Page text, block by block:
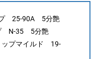
プ 25-90A 5分艶
プ N-35 5分艶
ップマイルド 19-